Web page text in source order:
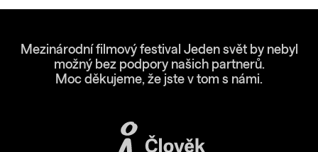
Mezinárodní filmový festival Jeden svět by nebyl
možný bez podpory našich partnerů.
Moc děkujeme, že jste v tom s námi.